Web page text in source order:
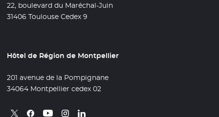
22, boulevard du Maréchal-Juin
31406 Toulouse Cedex 9
Hôtel de Région de Montpellier
201 avenue de la Pompignane
34064 Montpellier cedex 02
Retrouvez nous sur X
- Nouvelle fenêtre
Retrouvez nous sur Facebook
- Nouvelle fenêtre
Retrouvez nous sur Youtube
- Nouvelle fenêtre
Retrouvez nous sur Instagram
- Nouvelle fenêtre
Retrouvez nous sur Linkedin
- Nouvelle fenêtre